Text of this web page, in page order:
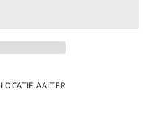
AALTER